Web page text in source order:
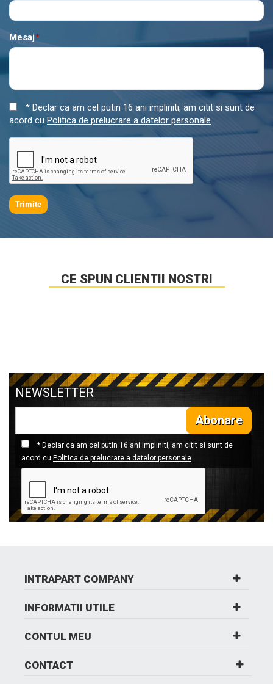
*
Mesaj
* Declar ca am cel putin 16 ani impliniti, am citit si sunt de
acord cu Politica de prelucrare a datelor personale.
Trimite
CE SPUN CLIENTII NOSTRI
NEWSLETTER
Abonare
* Declar ca am cel putin 16 ani impliniti, am citit si sunt de
acord cu Politica de prelucrare a datelor personale.
INTRAPART COMPANY
INFORMATII UTILE
CONTUL MEU
CONTACT